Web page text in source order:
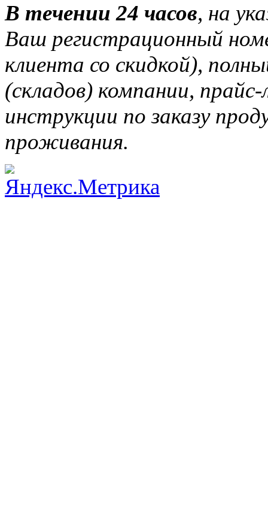
В течении 24 часов, на
Ваш регистрационный
клиента со скидкой),
(складов) компании,
инструкции по заказу
проживания.